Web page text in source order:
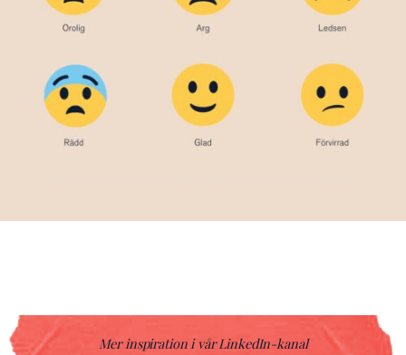
Mer inspiration i vår LinkedIn-kanal